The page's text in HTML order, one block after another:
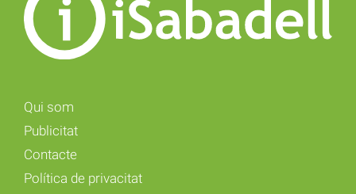
Qui som
Publicitat
Contacte
Política de privacitat